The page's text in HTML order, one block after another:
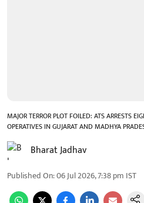
MAJOR TERROR PLOT FOILED: ATS ARRESTS
OPERATIVES IN GUJARAT AND MADHYA
Bharat Jadhav
Published On:06 Jul 2026, 7:38 pm IST